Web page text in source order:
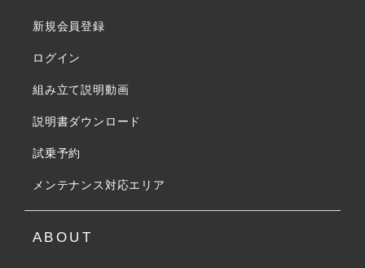
新規会員登録
ログイン
組み立て説明動画
説明書ダウンロード
試乗予約
メンテナンス対応エリア
ABOUT